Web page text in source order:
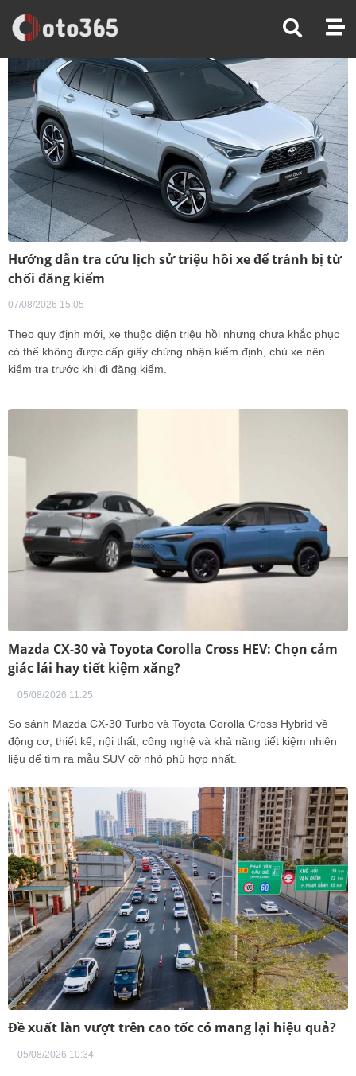
Hướng dẫn tra cứu lịch sử triệu hồi xe để tránh bị từ
chối đăng kiểm
07/08/2026 15:05
Theo quy định mới, xe thuộc diện triệu hồi nhưng chưa khắc phục
có thể không được cấp giấy chứng nhận kiểm định, chủ xe nên
kiểm tra trước khi đi đăng kiểm.
Mazda CX-30 và Toyota Corolla Cross HEV: Chọn cảm
giác lái hay tiết kiệm xăng?
05/08/2026 11:25
So sánh Mazda CX-30 Turbo và Toyota Corolla Cross Hybrid về
động cơ, thiết kế, nội thất, công nghệ và khả năng tiết kiệm nhiên
liệu để tìm ra mẫu SUV cỡ nhỏ phù hợp nhất.
Đề xuất làn vượt trên cao tốc có mang lại hiệu quả?
05/08/2026 10:34